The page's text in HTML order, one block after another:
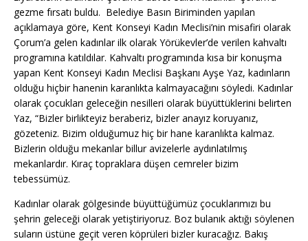
gezme fırsatı buldu. Belediye Basın Biriminden yapılan
açıklamaya göre, Kent Konseyi Kadın Meclisi’nin misafiri olarak
Çorum’a gelen kadınlar ilk olarak Yörükevler’de verilen kahvaltı
programına katıldılar. Kahvaltı programında kısa bir konuşma
yapan Kent Konseyi Kadın Meclisi Başkanı Ayşe Yaz, kadınların
olduğu hiçbir hanenin karanlıkta kalmayacağını söyledi. Kadınlar
olarak çocukları geleceğin nesilleri olarak büyüttüklerini belirten
Yaz, “Bizler birlikteyiz beraberiz, bizler anayız koruyanız,
gözeteniz. Bizim olduğumuz hiç bir hane karanlıkta kalmaz.
Bizlerin olduğu mekanlar billur avizelerle aydınlatılmış
mekanlardır. Kıraç topraklara düşen cemreler bizim
tebessümüz.
Kadınlar olarak gölgesinde büyüttüğümüz çocuklarımızı bu
şehrin geleceği olarak yetiştiriyoruz. Boz bulanık aktığı söylenen
suların üstüne geçit veren köprüleri bizler kuracağız. Bakış